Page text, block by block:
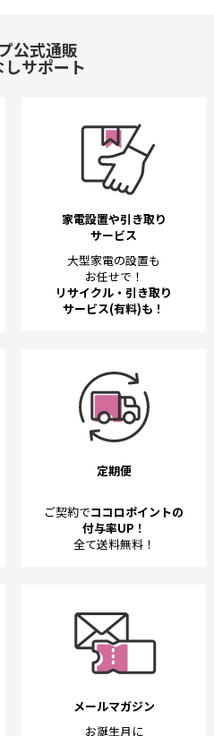
公式通販
サポート
家電設置や引き取り
サービス
大型家電の設置も
お任せで！
リサイクル・引き取り
サービス(有料)も！
定期便
ご契約でココロポイントの
付与率UP！
全て送料無料！
メールマガジン
お誕生月に